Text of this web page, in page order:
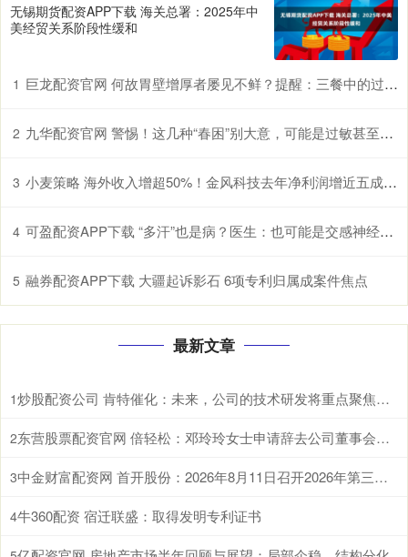
无锡期货配资APP下载 海关总署：2025年中
美经贸关系阶段性缓和
1 巨龙配资官网 何故胃壁增厚者屡见不鲜？提醒：三餐中的过快进食习惯许是诱因
2 九华配资官网 警惕！这几种“春困”别大意，可能是过敏甚至中风前兆
3 小麦策略 海外收入增超50%！金风科技去年净利润增近五成至27亿元
4 可盈配资APP下载 “多汗”也是病？医生：也可能是交感神经过度兴奋所致
5 融券配资APP下载 大疆起诉影石 6项专利归属成案件焦点
最新文章
1 炒股配资公司 肯特催化：未来，公司的技术研发将重点聚焦于现有生产工艺的优化迭代、全新产品开发以及前沿技术市场转化落地
2 东营股票配资官网 倍轻松：邓玲玲女士申请辞去公司董事会秘书职务
3 中金财富配资网 首开股份：2026年8月11日召开2026年第三次临时股东会
4牛360配资 宿迁联盛：取得发明专利证书